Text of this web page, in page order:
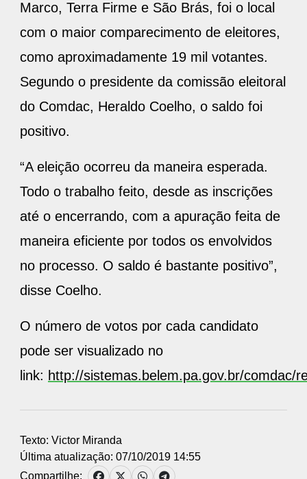
com o maior comparecimento de eleitores,
como aproximadamente 19 mil votantes.
Segundo o presidente da comissão eleitoral
do Comdac, Heraldo Coelho, o saldo foi
positivo.
Todo o trabalho feito, desde as inscrições
até o encerrando, com a apuração feita de
maneira eficiente por todos os envolvidos
no processo. O saldo é bastante positivo”,
disse Coelho.
pode ser visualizado no
link:http://sistemas.belem.pa.gov.br/comdac/
Última atualização: 07/10/2019 14:55
Compartilhe: